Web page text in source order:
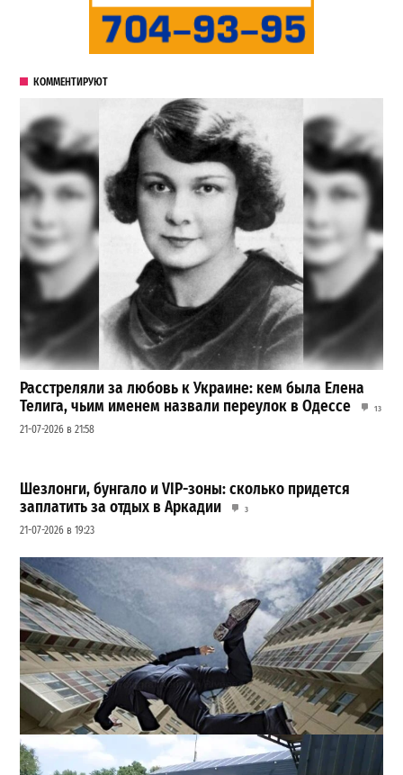
КОММЕНТИРУЮТ
Расстреляли за любовь к Украине: кем была Елена
Телига, чьим именем назвали переулок в Одессе
13
21-07-2026 в 21:58
Шезлонги, бунгало и VIP-зоны: сколько придется
заплатить за отдых в Аркадии
3
21-07-2026 в 19:23